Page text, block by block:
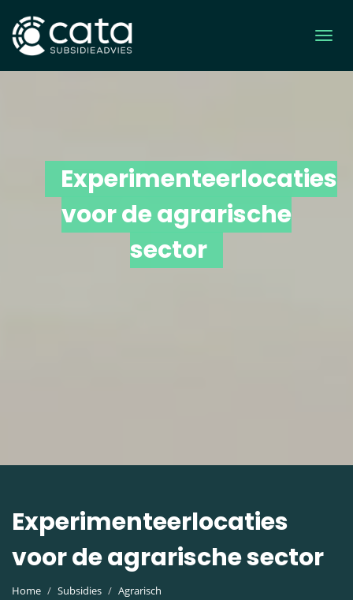
Experimenteerlocaties
voor de agrarische
sector
Experimenteerlocaties
voor de agrarische sector
Home Subsidies Agrarisch